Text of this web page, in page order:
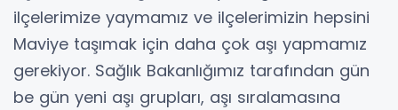
ilçelerimize yaymamız ve ilçelerimizin hepsini
Maviye taşımak için daha çok aşı yapmamız
gerekiyor. Sağlık Bakanlığımız tarafından gün
be gün yeni aşı grupları, aşı sıralamasına